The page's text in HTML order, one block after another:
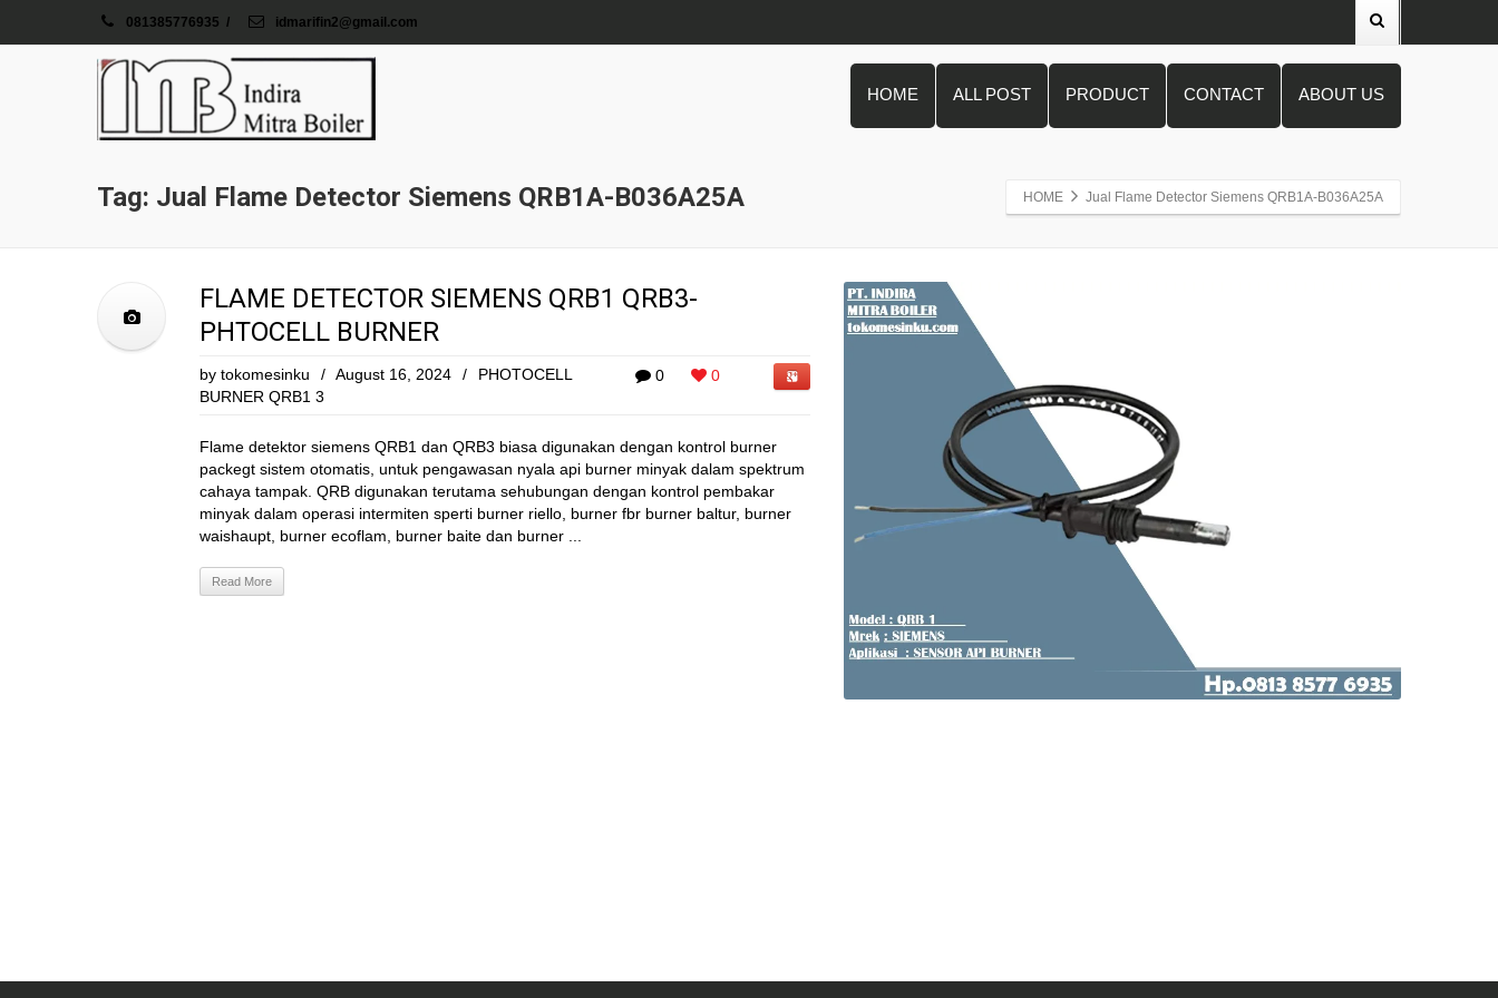
081385776935 / idmarifin2@gmail.com
HOME ALL POST PRODUCT CONTACT ABOUT US
Tag: Jual Flame Detector Siemens QRB1A-B036A25A HOME Jual Flame Detector Siemens QRB1A-B036A25A
FLAME DETECTOR SIEMENS QRB1 QRB3-
PHTOCELL BURNER
0 0
by tokomesinku / August 16, 2024 /
PHOTOCELL
BURNER QRB1 3
Flame detektor siemens QRB1 dan QRB3 biasa digunakan dengan kontrol burner
packegt sistem otomatis, untuk pengawasan nyala api burner minyak dalam spektrum
cahaya tampak. QRB digunakan terutama sehubungan dengan kontrol pembakar
minyak dalam operasi intermiten sperti burner riello, burner fbr burner baltur, burner
waishaupt, burner ecoflam, burner baite dan burner ...
Read More